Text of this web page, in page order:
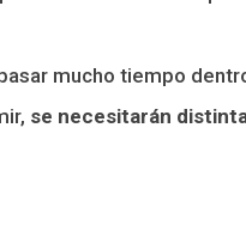
mucho tiempo
se necesitarán